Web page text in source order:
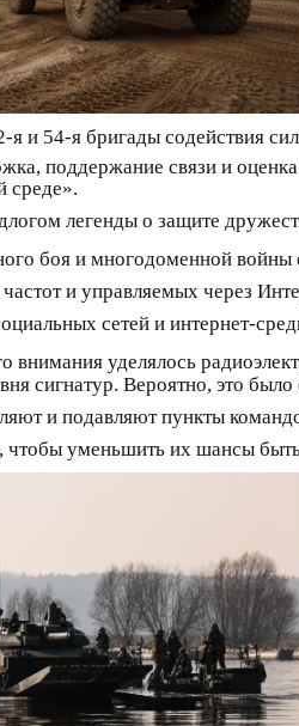
я и 54-я бригады содействия
поддержание связи и
среде».
легенды о защите
боя и многодоменной
частот и управляемых через
сетей и интернет-
уделялось
сигнатур. Вероятно, это
и подавляют пункты
чтобы уменьшить их шансы